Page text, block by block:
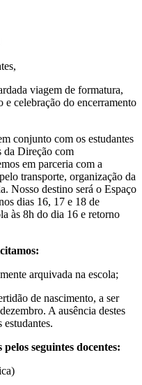
viagem de formatura,
celebração do encerramento
conjunto com os estudantes
da Direção com
em parceria com a
transporte, organização da
Nosso destino será o Espaço
dias 16, 17 e 18 de
às 8h do dia 16 e retorno
arquivada na escola;
de nascimento, a ser
A ausência destes
seguintes docentes: